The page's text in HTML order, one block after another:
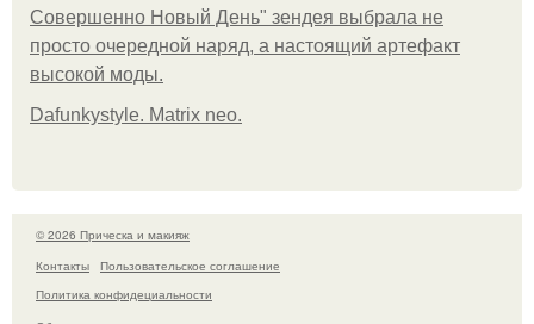
Совершенно Новый День" зендея выбрала не
просто очередной наряд, а настоящий артефакт
высокой моды.
Dafunkystyle. Matrix neo.
© 2026 Прическа и макияж
Контакты
Пользовательское соглашение
Политика конфидециальности